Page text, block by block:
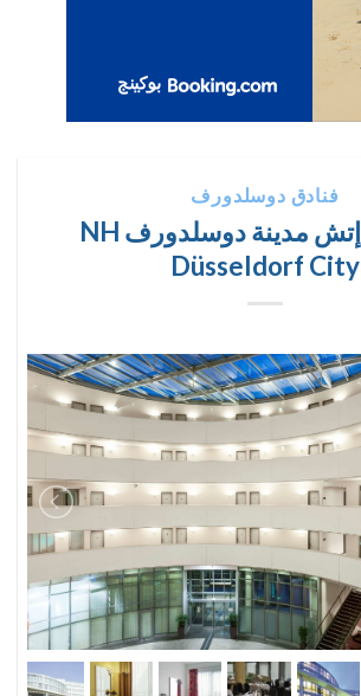
فنادق دوسلدورف
فندق إن إتش مدينة دوسلدورف NH
Düsseldorf City